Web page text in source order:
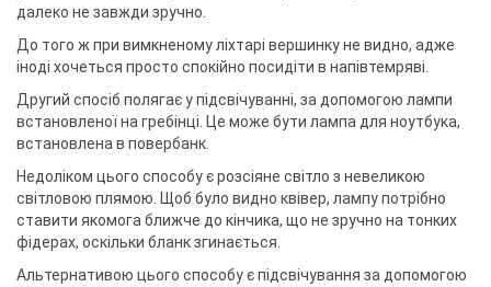
далеко не завжди зручно.
До того ж при вимкненому ліхтарі вершинку не видно, адже
іноді хочеться просто спокійно посидіти в напівтемряві.
Другий спосіб полягає у підсвічуванні, за допомогою лампи
встановленої на гребінці. Це може бути лампа для ноутбука,
встановлена ​​в повербанк.
Недоліком цього способу є розсіяне світло з невеликою
світловою плямою. Щоб було видно квівер, лампу потрібно
ставити якомога ближче до кінчика, що не зручно на тонких
фідерах, оскільки бланк згинається.
Альтернативою цього способу є підсвічування за допомогою